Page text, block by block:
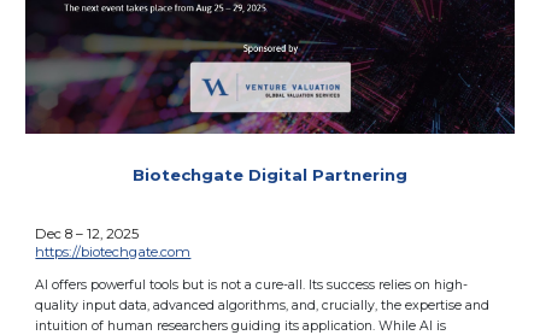
Biotechgate Digital Partnering
Dec 8 – 12, 2025
https://biotechgate.com
AI offers powerful tools but is not a cure-all. Its success relies on high-
quality input data, advanced algorithms, and, crucially, the expertise and
intuition of human researchers guiding its application. While AI is